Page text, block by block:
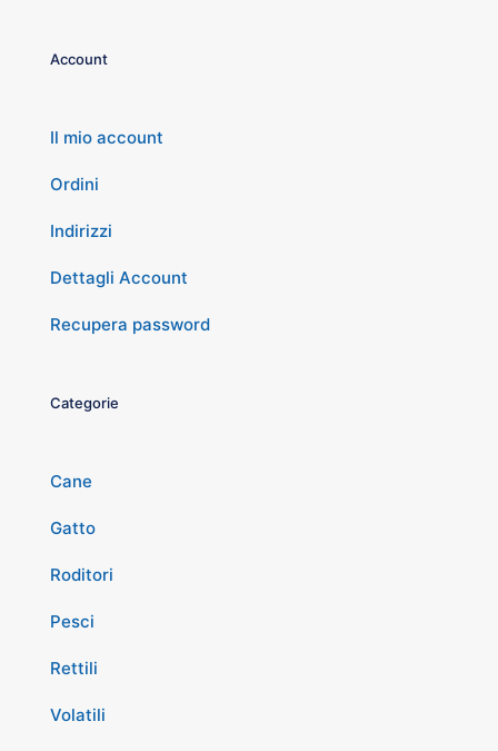
Account
Il mio account
Ordini
Indirizzi
Dettagli Account
Recupera password
Categorie
Cane
Gatto
Roditori
Pesci
Rettili
Volatili